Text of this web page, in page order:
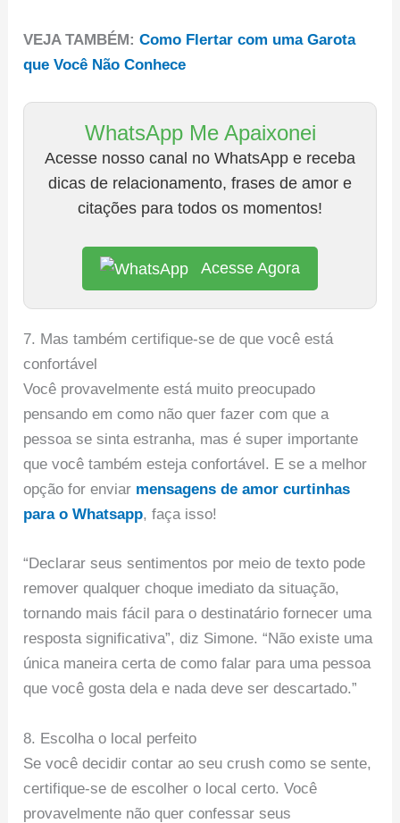
VEJA TAMBÉM:Como Flertar com uma Garota
que Você Não Conhece
WhatsApp Me Apaixonei
Acesse nosso canal no WhatsApp e receba
dicas de relacionamento, frases de amor e
citações para todos os momentos!
Acesse Agora
7. Mas também certifique-se de que você está
confortável
Você provavelmente está muito preocupado
pensando em como não quer fazer com que a
pessoa se sinta estranha, mas é super importante
que você também esteja confortável. E se a melhor
opção for enviar mensagens de amor curtinhas
para o Whatsapp, faça isso!
“Declarar seus sentimentos por meio de texto pode
remover qualquer choque imediato da situação,
tornando mais fácil para o destinatário fornecer uma
resposta significativa”, diz Simone. “Não existe uma
única maneira certa de como falar para uma pessoa
que você gosta dela e nada deve ser descartado.”
8. Escolha o local perfeito
Se você decidir contar ao seu crush como se sente,
certifique-se de escolher o local certo. Você
provavelmente não quer confessar seus